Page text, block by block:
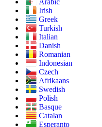
Irish
Greek
Turkish
Italian
Danish
Romanian
Indonesian
Czech
Afrikaans
Swedish
Polish
Basque
Catalan
Esperanto